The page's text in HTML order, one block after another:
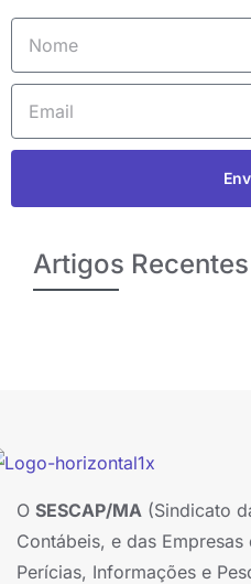
Artigos Recentes
O SESCAP/MA (Sindicato
Contábeis, e das Empresas
Perícias, Informações e